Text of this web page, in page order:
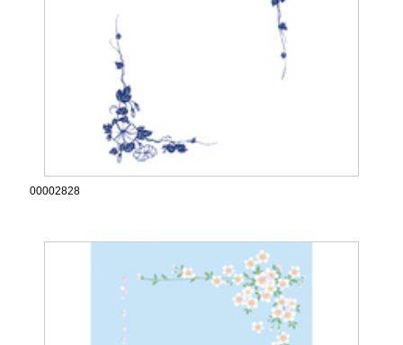
00002828